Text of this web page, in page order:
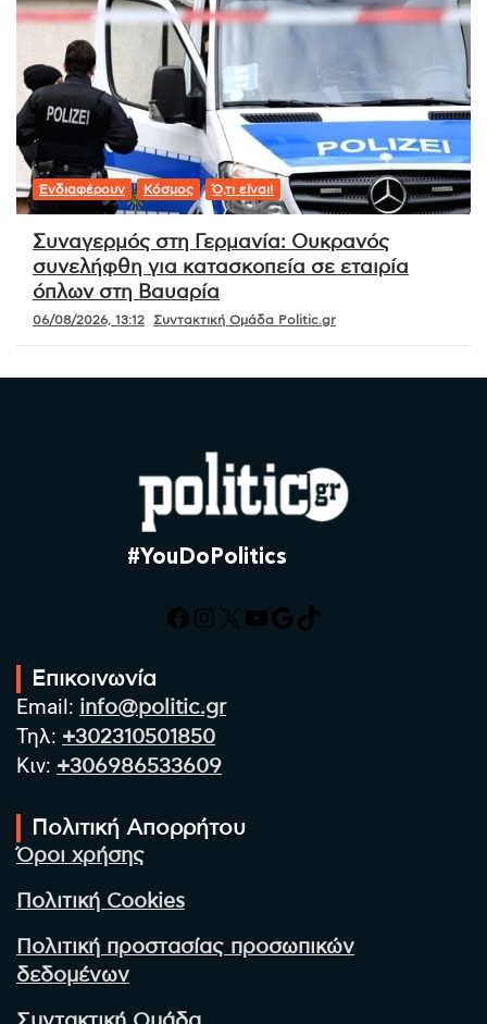
Ενδιαφέρουν Κόσμος Ό,τι είναι!
Συναγερμός στη Γερμανία: Ουκρανός
συνελήφθη για κατασκοπεία σε εταιρία
όπλων στη Βαυαρία
06/08/2026, 13:12 Συντακτική Ομάδα Politic.gr
#YouDoPolitics
Facebook
Instagram
X YouTube
Google
TikTok
Επικοινωνία
Email: info@politic.gr
Τηλ: +302310501850
Κιν: +306986533609
Πολιτική Απορρήτου
Όροι χρήσης
Πολιτική Cookies
Πολιτική προστασίας προσωπικών
δεδομένων